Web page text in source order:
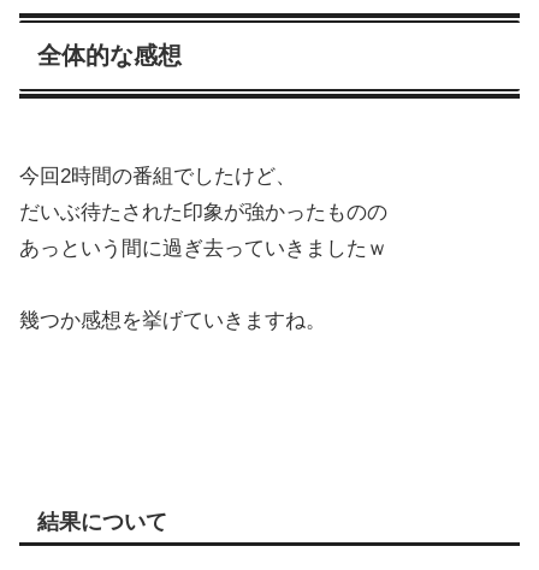
全体的な感想
今回2時間の番組でしたけど、
だいぶ待たされた印象が強かったものの
あっという間に過ぎ去っていきましたｗ
幾つか感想を挙げていきますね。
結果について